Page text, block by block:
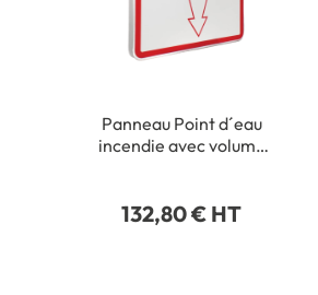
Panneau Point d´eau
incendie avec volume
500 x 500 mm
132,80 € HT